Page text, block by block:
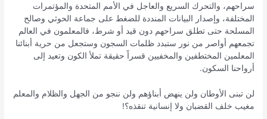
سراحهم، والتحرك السريع والعاجل في الأمم المتحدة والمؤتمرات
المختلفة، وإصدار البيانات المنددة للضغط على جماعة الحوثي وصالح
المسلحة حتى تطلق سراحهم دون قيد أو شرط، فالمعلمون في العالم
تجمعهم أواصر من نور ستبدد ظلمات السجون وستجعل من حرية أبنائنا
المعلمين المختطفين والمخفيين قسراً حقيقة تملأ الكون وتعيد إلى
أرواحنا السكون.
لن تبنى الأوطان ولن ينهض أبناؤهم ولن ننجو من الجهل والظلام والمعلم
مغيب خلف القضبان ولا إنسانية تنقذه؟!